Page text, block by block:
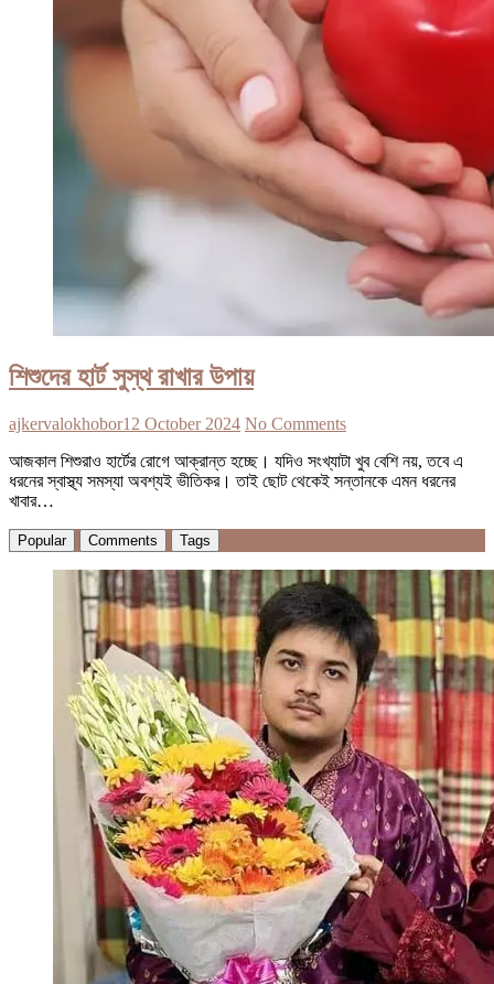
শিশুদের হার্ট সুস্থ রাখার উপায়
ajkervalokhobor12 October 2024 No Comments
আজকাল শিশুরাও হার্টের রোগে আক্রান্ত হচ্ছে। যদিও সংখ্যাটা খুব বেশি নয়, তবে এ
ধরনের স্বাস্থ্য সমস্যা অবশ্যই ভীতিকর। তাই ছোট থেকেই সন্তানকে এমন ধরনের
খাবার…
Popular Comments Tags